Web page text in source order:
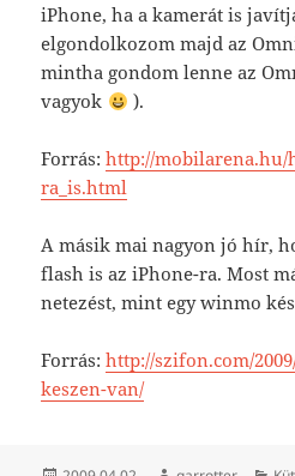
iPhone, ha a kamerát is
elgondolkozom majd az
mintha gondom lenne az
vagyok
).
Forrás:http://
ra_is.html
A másik mai nagyon jó hír,
flash is az iPhone-ra. Most
netezést, mint egy winmo
Forrás:http://szifon.com/
keszen-van/